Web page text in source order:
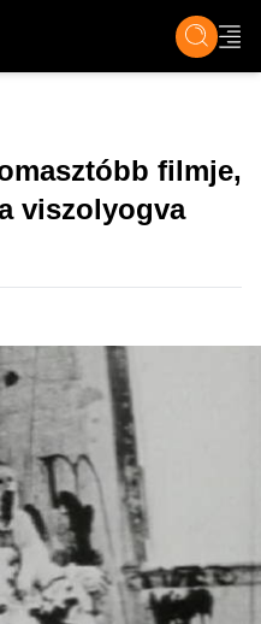
ÉLET TECH &
filmje,
viszolyogva